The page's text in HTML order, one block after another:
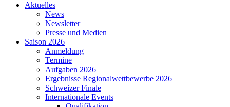
Aktuelles
News
Newsletter
Presse und Medien
Saison 2026
Anmeldung
Termine
Aufgaben 2026
Ergebnisse Regionalwettbewerbe 2026
Schweizer Finale
Internationale Events